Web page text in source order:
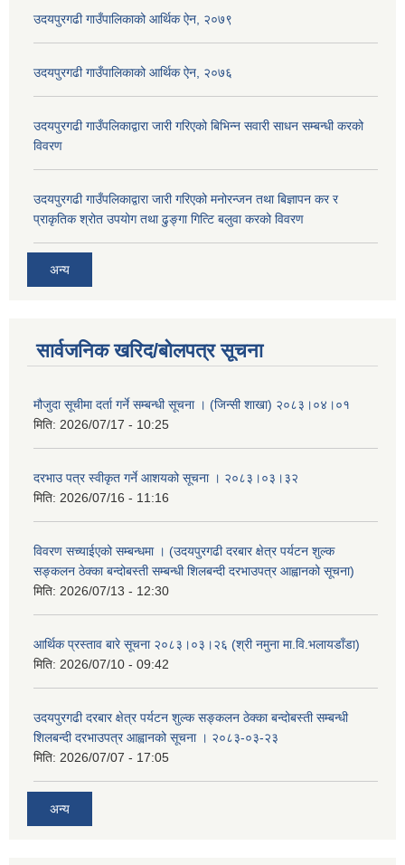
उदयपुरगढी गाउँपालिकाको आर्थिक ऐन, २०७९
उदयपुरगढी गाउँपालिकाको आर्थिक ऐन, २०७६
उदयपुरगढी गाउँपलिकाद्वारा जारी गरिएको बिभिन्न सवारी साधन सम्बन्धी करको
विवरण
उदयपुरगढी गाउँपलिकाद्वारा जारी गरिएको मनोरन्जन तथा बिज्ञापन कर र
प्राकृतिक श्रोत उपयोग तथा ढुङ्गा गित्टि बलुवा करको विवरण
अन्य
सार्वजनिक खरिद/बोलपत्र सूचना
मौजुदा सूचीमा दर्ता गर्ने सम्बन्धी सूचना । (जिन्सी शाखा) २०८३।०४।०१
मिति: 2026/07/17 - 10:25
दरभाउ पत्र स्वीकृत गर्ने आशयको सूचना । २०८३।०३।३२
मिति: 2026/07/16 - 11:16
विवरण सच्याईएको सम्बन्धमा । (उदयपुरगढी दरबार क्षेत्र पर्यटन शुल्क
सङ्कलन ठेक्का बन्दोबस्ती सम्बन्धी शिलबन्दी दरभाउपत्र आह्वानको सूचना)
मिति: 2026/07/13 - 12:30
आर्थिक प्रस्ताव बारे सूचना २०८३।०३।२६ (श्री नमुना मा.वि.भलायडाँडा)
मिति: 2026/07/10 - 09:42
उदयपुरगढी दरबार क्षेत्र पर्यटन शुल्क सङ्कलन ठेक्का बन्दोबस्ती सम्बन्धी
शिलबन्दी दरभाउपत्र आह्वानको सूचना । २०८३-०३-२३
मिति: 2026/07/07 - 17:05
अन्य